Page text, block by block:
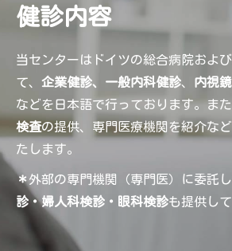
健診内容
当センターはドイツの総合病院およ
て、 企業健診、一般内科健診、 内視
などを日本語で行っております。ま
検査の提供、専門医療機関を紹介な
たします。
＊外部の専門機関（専門医）に委託
診・婦人科検診・眼科検診も提供して